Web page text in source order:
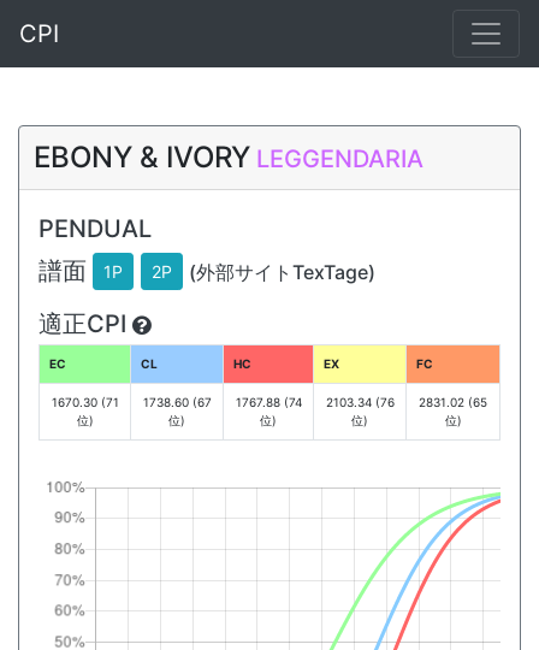
CPI
EBONY & IVORY LEGGENDARIA
PENDUAL
譜面
1P 2P (外部サイトTexTage)
適正CPI
EC CL HC EX FC
1670.30 (71
位)
1738.60 (67
位)
1767.88 (74
位)
2103.34 (76
位)
2831.02 (65
位)